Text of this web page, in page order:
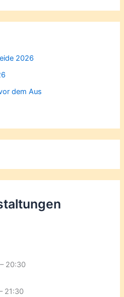
2026
dem Aus
20:30
21:30